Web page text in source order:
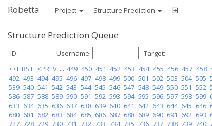
Robetta Project Structure Prediction
Structure Prediction Queue
ID: Username: Target:
<<FIRST <PREV ... 449 450 451 452 453 454 455 456 457 458
492 493 494 495 496 497 498 499 500 501 502 503 504 505
539 540 541 542 543 544 545 546 547 548 549 550 551 552
586 587 588 589 590 591 592 593 594 595 596 597 598 599
633 634 635 636 637 638 639 640 641 642 643 644 645 646
680 681 682 683 684 685 686 687 688 689 690 691 692 693
727 728 729 730 731 732 733 734 735 736 737 738 739 740